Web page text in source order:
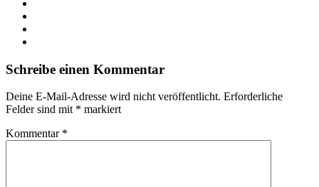
Schreibe einen Kommentar
Deine E-Mail-Adresse wird nicht veröffentlicht. Erforderliche
Felder sind mit * markiert
Kommentar *